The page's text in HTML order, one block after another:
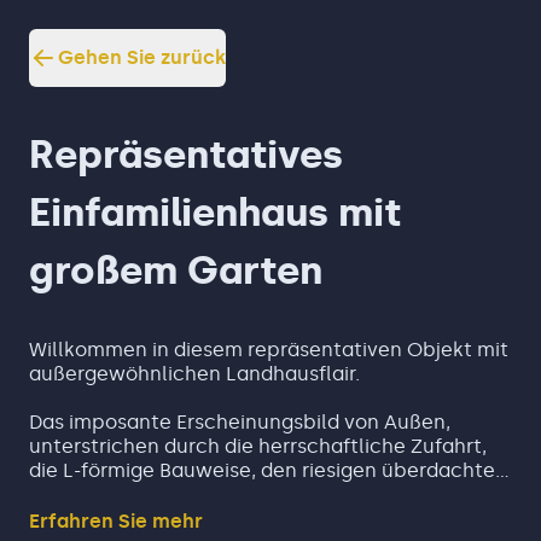
Gehen Sie zurück
Repräsentatives
Einfamilienhaus mit
großem Garten
Willkommen in diesem repräsentativen Objekt mit
außergewöhnlichen Landhausflair.
Das imposante Erscheinungsbild von Außen,
unterstrichen durch die herrschaftliche Zufahrt,
die L-förmige Bauweise, den riesigen überdachten
Steinverkleidungen an Teilen der Fassade setzt
Erfahren Sie mehr